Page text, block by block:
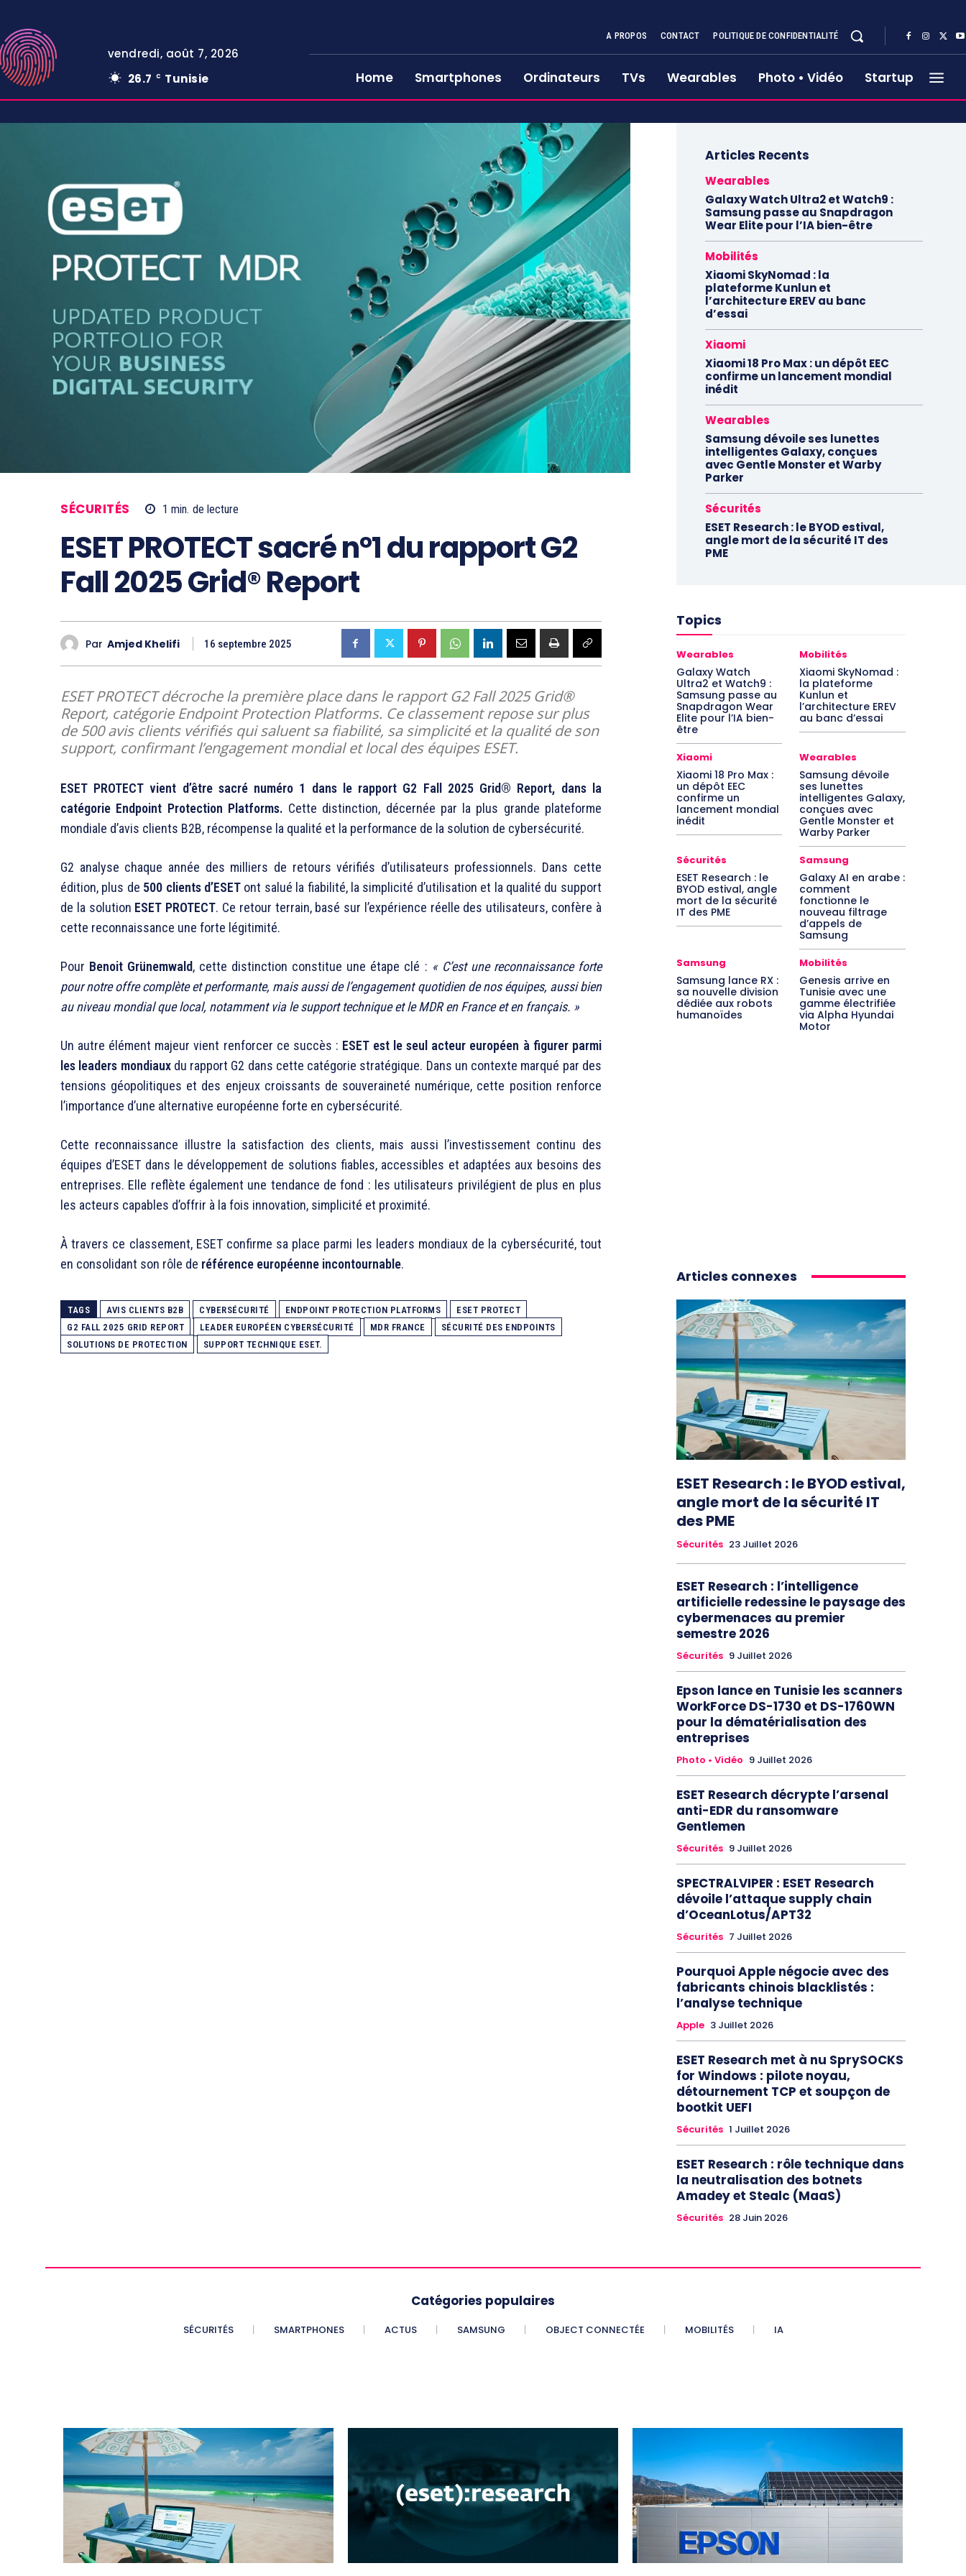
vendredi, août 7, 2026
26.7
C Tunisie
A PROPOS CONTACT POLITIQUE DE CONFIDENTIALITÉ
Home Smartphones Ordinateurs TVs Wearables Photo • Vidéo Startup
SÉCURITÉS 1 min. de lecture
ESET PROTECT sacré n°1 du rapport G2
Fall 2025 Grid® Report
Par Amjed Khelifi 16 septembre 2025
ESET PROTECT décroche la première place dans le rapport G2 Fall 2025 Grid®
Report, catégorie Endpoint Protection Platforms. Ce classement repose sur plus
de 500 avis clients vérifiés qui saluent sa fiabilité, sa simplicité et la qualité de son
support, confirmant l’engagement mondial et local des équipes ESET.
ESET PROTECT vient d’être sacré numéro 1 dans le rapport G2 Fall 2025 Grid® Report, dans la
catégorie Endpoint Protection Platforms. Cette distinction, décernée par la plus grande plateforme
mondiale d’avis clients B2B, récompense la qualité et la performance de la solution de cybersécurité.
G2 analyse chaque année des milliers de retours vérifiés d’utilisateurs professionnels. Dans cette
édition, plus de 500 clients d’ESET ont salué la fiabilité, la simplicité d’utilisation et la qualité du support
de la solution ESET PROTECT. Ce retour terrain, basé sur l’expérience réelle des utilisateurs, confère à
cette reconnaissance une forte légitimité.
Pour Benoit Grünemwald, cette distinction constitue une étape clé : « C’est une reconnaissance forte
pour notre offre complète et performante, mais aussi de l’engagement quotidien de nos équipes, aussi bien
au niveau mondial que local, notamment via le support technique et le MDR en France et en français. »
Un autre élément majeur vient renforcer ce succès : ESET est le seul acteur européen à figurer parmi
les leaders mondiauxdu rapport G2 dans cette catégorie stratégique. Dans un contexte marqué par des
tensions géopolitiques et des enjeux croissants de souveraineté numérique, cette position renforce
l’importance d’une alternative européenne forte en cybersécurité.
Cette reconnaissance illustre la satisfaction des clients, mais aussi l’investissement continu des
équipes d’ESET dans le développement de solutions fiables, accessibles et adaptées aux besoins des
entreprises. Elle reflète également une tendance de fond : les utilisateurs privilégient de plus en plus
les acteurs capables d’offrir à la fois innovation, simplicité et proximité.
À travers ce classement, ESET confirme sa place parmi les leaders mondiaux de la cybersécurité, tout
en consolidant son rôle de référence européenne incontournable.
TAGS AVIS CLIENTS B2B CYBERSÉCURITÉ ENDPOINT PROTECTION PLATFORMS
ESET PROTECT
G2 FALL 2025 GRID REPORT
LEADER EUROPÉEN CYBERSÉCURITÉ MDR FRANCE
SÉCURITÉ DES ENDPOINTS
SOLUTIONS DE PROTECTION
SUPPORT TECHNIQUE ESET.
Articles Recents
Wearables
Galaxy Watch Ultra2 et Watch9 :
Samsung passe au Snapdragon
Wear Elite pour l’IA bien-être
Mobilités
Xiaomi SkyNomad : la
plateforme Kunlun et
l’architecture EREV au banc
d’essai
Xiaomi
Xiaomi 18 Pro Max : un dépôt EEC
confirme un lancement mondial
inédit
Wearables
Samsung dévoile ses lunettes
intelligentes Galaxy, conçues
avec Gentle Monster et Warby
Parker
Sécurités
ESET Research : le BYOD estival,
angle mort de la sécurité IT des
PME
Topics
Wearables
Galaxy Watch
Ultra2 et Watch9 :
Samsung passe au
Snapdragon Wear
Elite pour l’IA bien-
être
Mobilités
Xiaomi SkyNomad :
la plateforme
Kunlun et
l’architecture EREV
au banc d’essai
Xiaomi
Xiaomi 18 Pro Max :
un dépôt EEC
confirme un
lancement mondial
inédit
Wearables
Samsung dévoile
ses lunettes
intelligentes Galaxy,
conçues avec
Gentle Monster et
Warby Parker
Sécurités
ESET Research : le
BYOD estival, angle
mort de la sécurité
IT des PME
Samsung
Galaxy AI en arabe :
comment
fonctionne le
nouveau filtrage
d’appels de
Samsung
Samsung
Samsung lance RX :
sa nouvelle division
dédiée aux robots
humanoïdes
Mobilités
Genesis arrive en
Tunisie avec une
gamme électrifiée
via Alpha Hyundai
Motor
Articles connexes
ESET Research : le BYOD estival,
angle mort de la sécurité IT
des PME
Sécurités 23 Juillet 2026
ESET Research : l’intelligence
artificielle redessine le paysage des
cybermenaces au premier
semestre 2026
Sécurités 9 Juillet 2026
Epson lance en Tunisie les scanners
WorkForce DS-1730 et DS-1760WN
pour la dématérialisation des
entreprises
Photo • Vidéo 9 Juillet 2026
ESET Research décrypte l’arsenal
anti-EDR du ransomware
Gentlemen
Sécurités 9 Juillet 2026
SPECTRALVIPER : ESET Research
dévoile l’attaque supply chain
d’OceanLotus/APT32
Sécurités 7 Juillet 2026
Pourquoi Apple négocie avec des
fabricants chinois blacklistés :
l’analyse technique
Apple 3 Juillet 2026
ESET Research met à nu SprySOCKS
for Windows : pilote noyau,
détournement TCP et soupçon de
bootkit UEFI
Sécurités 1 Juillet 2026
ESET Research : rôle technique dans
la neutralisation des botnets
Amadey et Stealc (MaaS)
Sécurités 28 Juin 2026
Catégories populaires
SÉCURITÉS SMARTPHONES ACTUS SAMSUNG OBJECT CONNECTÉE MOBILITÉS IA